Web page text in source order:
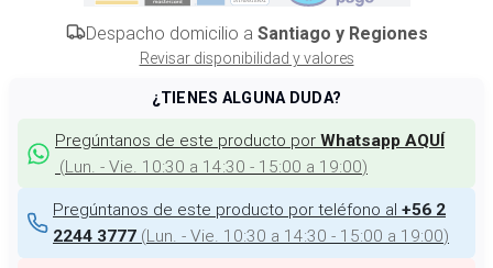
Despacho domicilio a Santiago y Regiones
Revisar disponibilidad y valores
¿TIENES ALGUNA DUDA?
Pregúntanos de este producto por Whatsapp AQUÍ
(Lun. - Vie. 10:30 a 14:30 - 15:00 a 19:00)
Pregúntanos de este producto por teléfono al +56 2
2244 3777 (Lun. - Vie. 10:30 a 14:30 - 15:00 a 19:00)